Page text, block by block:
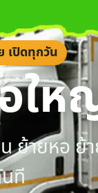
เปิดทุกวัน
ให
ย้ายหอ
ที